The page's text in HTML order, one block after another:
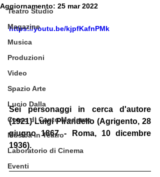
Teatro Studio
Magazine
Musica
Produzioni
Video
Spazio Arte
Lucio Dalla
Corso di Canto Moderno
Musica in Teatro
Laboratorio di Cinema
Eventi
Aggiornamento: 25 mar 2022
https://youtu.be/kjpfKafnPMk
Sei personaggi in cerca d'autore
(1921) Luigi Pirandello (Agrigento, 28
giugno 1867 - Roma, 10 dicembre
1936).